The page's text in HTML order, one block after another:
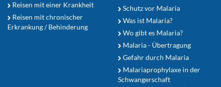
Reisen mit einer Krankheit
Reisen mit chronischer
Erkrankung / Behinderung
Schutz vor Malaria
Was ist Malaria?
Wo gibt es Malaria?
Malaria - Übertragung
Gefahr durch Malaria
Malariaprophylaxe in der
Schwangerschaft